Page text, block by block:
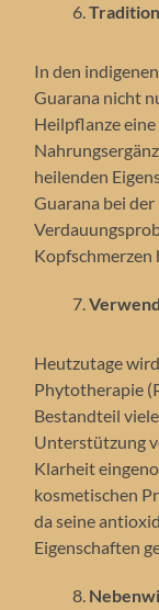
In den
Guarana nicht
Heilpflanze
heilenden
Guarana bei
Kopfschmerzen
Heutzutage
Phytotherapie
Bestandteil
Unterstützung
Klarheit
kosmetischen
da seine
Eigenschaften